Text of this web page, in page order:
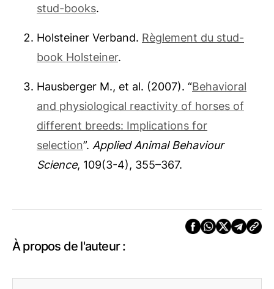
stud-books.
Holsteiner Verband. Règlement du stud-
book Holsteiner.
Hausberger M., et al. (2007). “Behavioral
and physiological reactivity of horses of
different breeds: Implications for
selection”. Applied Animal Behaviour
Science, 109(3-4), 355–367.
À propos de l'auteur :